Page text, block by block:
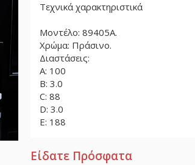
Τεχνικά χαρακτηριστικά
Μοντέλο: 89405A.
Χρώμα: Πράσινο.
Διαστάσεις:
A: 100
B: 3.0
C: 88
D: 3.0
E: 188
Είδατε Πρόσφατα